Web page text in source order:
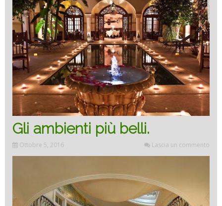
Gli ambienti più belli.
Ottobre 5, 2016 Lascia un commento